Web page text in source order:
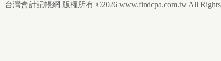
台灣會計記帳網 版權所有 ©2026 www.findcpa.com.tw All Rights